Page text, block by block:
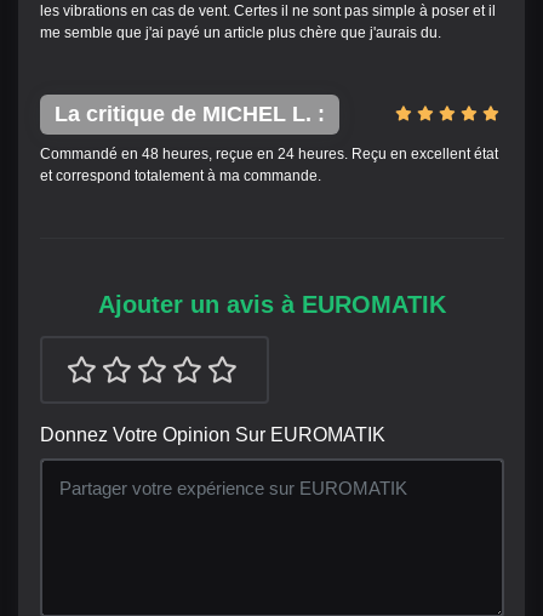
les vibrations en cas de vent. Certes il ne sont pas simple à poser et il
me semble que j'ai payé un article plus chère que j'aurais du.
La critique de MICHEL L. :
Commandé en 48 heures, reçue en 24 heures. Reçu en excellent état
et correspond totalement à ma commande.
Ajouter un avis à EUROMATIK
Donnez Votre Opinion Sur EUROMATIK